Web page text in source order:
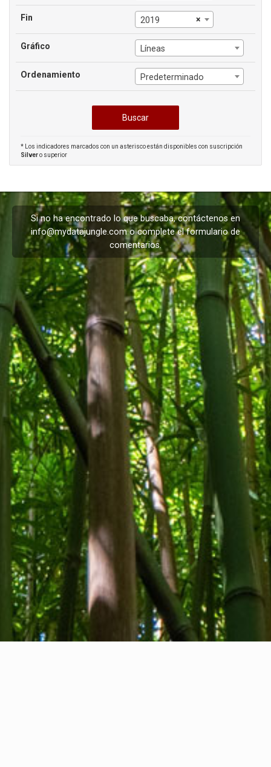
Fin ×
2019
Gráfico Líneas
Ordenamiento Predeterminado
* Los indicadores marcados con un asterisco están disponibles con suscripción
Silvero superior
Si no ha encontrado lo que buscaba, contáctenos en
info@mydatajungle.como complete el formulario de
comentarios.